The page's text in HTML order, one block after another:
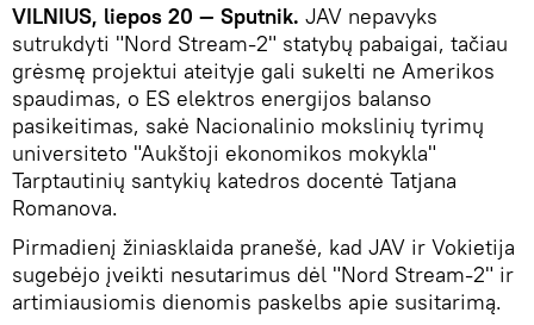
VILNIUS, liepos 20 — Sputnik. JAV nepavyks
sutrukdyti "Nord Stream-2" statybų pabaigai, tačiau
grėsmę projektui ateityje gali sukelti ne Amerikos
spaudimas, o ES elektros energijos balanso
pasikeitimas, sakė Nacionalinio mokslinių tyrimų
universiteto "Aukštoji ekonomikos mokykla"
Tarptautinių santykių katedros docentė Tatjana
Romanova.
Pirmadienį žiniasklaida pranešė, kad JAV ir Vokietija
sugebėjo įveikti nesutarimus dėl "Nord Stream-2" ir
artimiausiomis dienomis paskelbs apie susitarimą.